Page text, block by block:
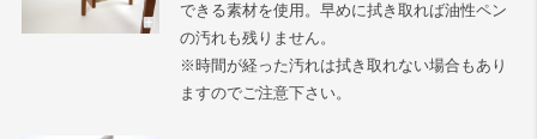
できる素材を使用。早めに拭き取れば油性ペン
の汚れも残りません。
※時間が経った汚れは拭き取れない場合もあり
ますのでご注意下さい。